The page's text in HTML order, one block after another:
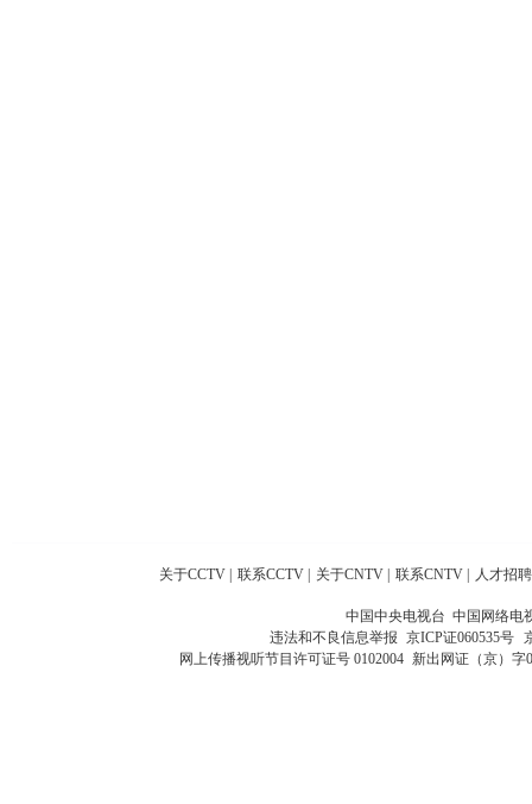
关于CCTV 联系CCTV 关于CNTV 联系CNTV 人才招聘
中国中央电视台 中国网络电
违法和不良信息举报 京ICP证060535号
网上传播视听节目许可证号 0102004 新出网证（京）